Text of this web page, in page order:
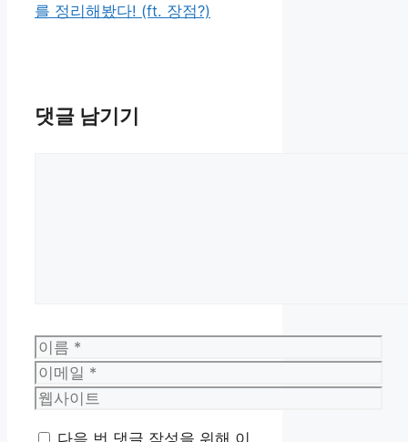
를 정리해봤다! (ft. 장점?)
댓글 남기기
이
름
이
메
웹